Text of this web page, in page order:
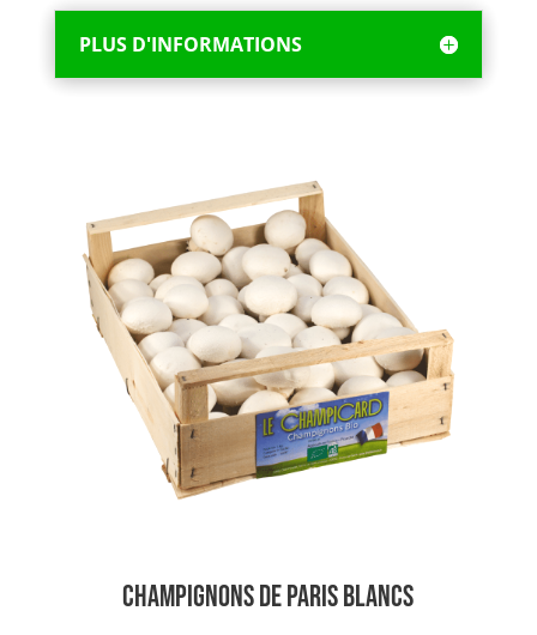
PLUS D'INFORMATIONS
Champignons de Paris Blancs